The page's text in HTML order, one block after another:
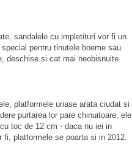
sandalele cu impletituri vor fi un
special pentru tinutele boeme sau
deschise si cat mai neobisnuite.
platformele uriase arata ciudat si
purtarea lor pare chinuitoare, ele
toc de 12 cm - daca nu iei in
platformele se poarta si in 2012.